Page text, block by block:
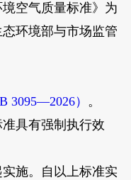
空气质量标准》为
环境部与市场监管
3095—2026） 。
具有强制执行效
施。自以上标准实